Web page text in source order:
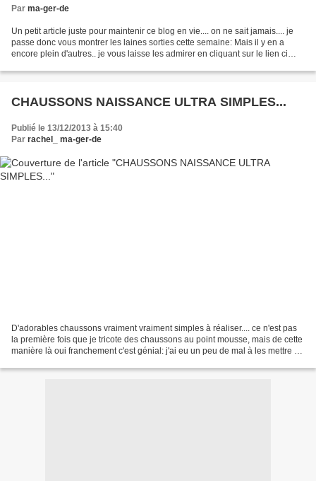
Par ma-ger-de
Un petit article juste pour maintenir ce blog en vie.... on ne sait jamais.... je
passe donc vous montrer les laines sorties cette semaine: Mais il y en a
encore plein d'autres.. je vous laisse les admirer en cliquant sur le lien ci
CHAUSSONS NAISSANCE ULTRA SIMPLES...
Publié le 13/12/2013 à 15:40
Par rachel_ ma-ger-de
D'adorables chaussons vraiment vraiment simples à réaliser.... ce n'est pas
la première fois que je tricote des chaussons au point mousse, mais de cette
manière là oui franchement c'est génial: j'ai eu un peu de mal à les mettre en